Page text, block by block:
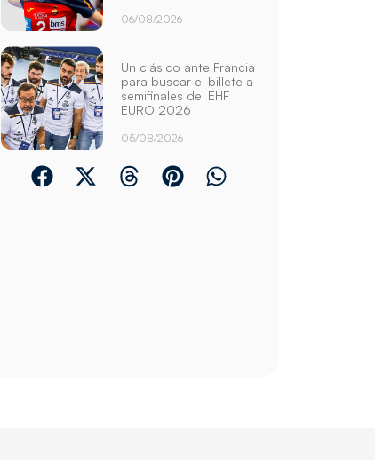
06/08/2026
Un clásico ante Francia
para buscar el billete a
semifinales del EHF
EURO 2026
05/08/2026